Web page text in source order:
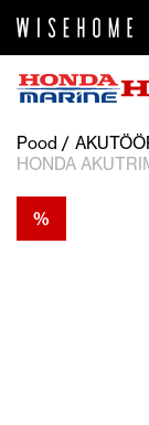
Pood
HONDA
%